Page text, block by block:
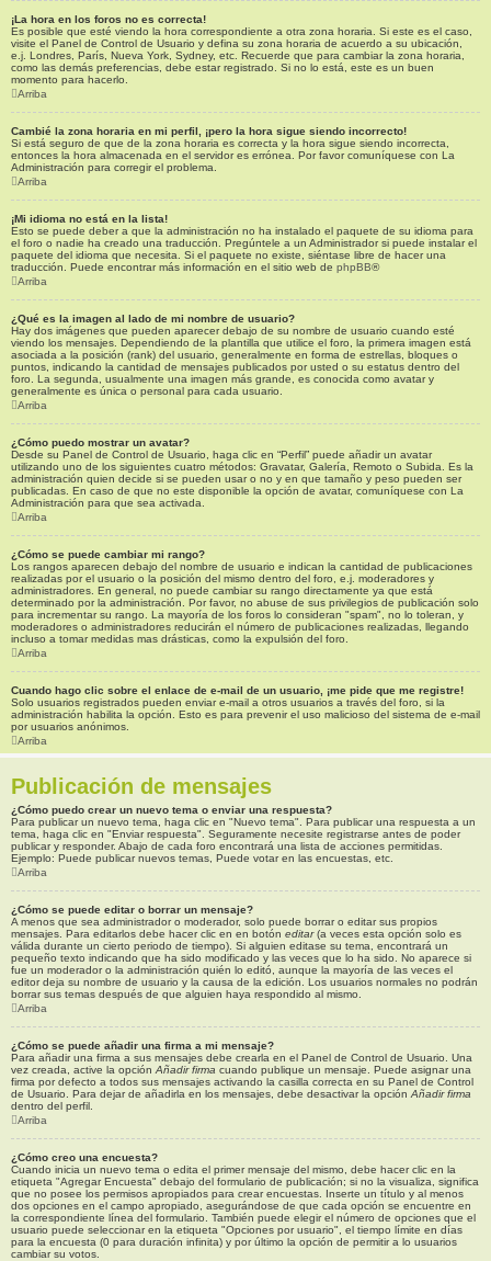
¡La hora en los foros no es correcta!
Es posible que esté viendo la hora correspondiente a otra zona horaria. Si este es el caso,
visite el Panel de Control de Usuario y defina su zona horaria de acuerdo a su ubicación,
e.j. Londres, París, Nueva York, Sydney, etc. Recuerde que para cambiar la zona horaria,
como las demás preferencias, debe estar registrado. Si no lo está, este es un buen
momento para hacerlo.
Arriba
Cambié la zona horaria en mi perfil, ¡pero la hora sigue siendo incorrecto!
Si está seguro de que de la zona horaria es correcta y la hora sigue siendo incorrecta,
entonces la hora almacenada en el servidor es errónea. Por favor comuníquese con La
Administración para corregir el problema.
Arriba
¡Mi idioma no está en la lista!
Esto se puede deber a que la administración no ha instalado el paquete de su idioma para
el foro o nadie ha creado una traducción. Pregúntele a un Administrador si puede instalar el
paquete del idioma que necesita. Si el paquete no existe, siéntase libre de hacer una
traducción. Puede encontrar más información en el sitio web de phpBB®
Arriba
¿Qué es la imagen al lado de mi nombre de usuario?
Hay dos imágenes que pueden aparecer debajo de su nombre de usuario cuando esté
viendo los mensajes. Dependiendo de la plantilla que utilice el foro, la primera imagen está
asociada a la posición (rank) del usuario, generalmente en forma de estrellas, bloques o
puntos, indicando la cantidad de mensajes publicados por usted o su estatus dentro del
foro. La segunda, usualmente una imagen más grande, es conocida como avatar y
generalmente es única o personal para cada usuario.
Arriba
¿Cómo puedo mostrar un avatar?
Desde su Panel de Control de Usuario, haga clic en “Perfil” puede añadir un avatar
utilizando uno de los siguientes cuatro métodos: Gravatar, Galería, Remoto o Subida. Es la
administración quien decide si se pueden usar o no y en que tamaño y peso pueden ser
publicadas. En caso de que no este disponible la opción de avatar, comuníquese con La
Administración para que sea activada.
Arriba
¿Cómo se puede cambiar mi rango?
Los rangos aparecen debajo del nombre de usuario e indican la cantidad de publicaciones
realizadas por el usuario o la posición del mismo dentro del foro, e.j. moderadores y
administradores. En general, no puede cambiar su rango directamente ya que está
determinado por la administración. Por favor, no abuse de sus privilegios de publicación solo
para incrementar su rango. La mayoría de los foros lo consideran "spam", no lo toleran, y
moderadores o administradores reducirán el número de publicaciones realizadas, llegando
incluso a tomar medidas mas drásticas, como la expulsión del foro.
Arriba
Cuando hago clic sobre el enlace de e-mail de un usuario, ¡me pide que me registre!
Solo usuarios registrados pueden enviar e-mail a otros usuarios a través del foro, si la
administración habilita la opción. Esto es para prevenir el uso malicioso del sistema de e-mail
por usuarios anónimos.
Arriba
Publicación de mensajes
¿Cómo puedo crear un nuevo tema o enviar una respuesta?
Para publicar un nuevo tema, haga clic en "Nuevo tema". Para publicar una respuesta a un
tema, haga clic en "Enviar respuesta". Seguramente necesite registrarse antes de poder
publicar y responder. Abajo de cada foro encontrará una lista de acciones permitidas.
Ejemplo: Puede publicar nuevos temas, Puede votar en las encuestas, etc.
Arriba
¿Cómo se puede editar o borrar un mensaje?
A menos que sea administrador o moderador, solo puede borrar o editar sus propios
mensajes. Para editarlos debe hacer clic en en botón editar(a veces esta opción solo es
válida durante un cierto periodo de tiempo). Si alguien editase su tema, encontrará un
pequeño texto indicando que ha sido modificado y las veces que lo ha sido. No aparece si
fue un moderador o la administración quién lo editó, aunque la mayoría de las veces el
editor deja su nombre de usuario y la causa de la edición. Los usuarios normales no podrán
borrar sus temas después de que alguien haya respondido al mismo.
Arriba
¿Cómo se puede añadir una firma a mi mensaje?
Para añadir una firma a sus mensajes debe crearla en el Panel de Control de Usuario. Una
vez creada, active la opción Añadir firma cuando publique un mensaje. Puede asignar una
firma por defecto a todos sus mensajes activando la casilla correcta en su Panel de Control
de Usuario. Para dejar de añadirla en los mensajes, debe desactivar la opción Añadir firma
dentro del perfil.
Arriba
¿Cómo creo una encuesta?
Cuando inicia un nuevo tema o edita el primer mensaje del mismo, debe hacer clic en la
etiqueta "Agregar Encuesta" debajo del formulario de publicación; si no la visualiza, significa
que no posee los permisos apropiados para crear encuestas. Inserte un título y al menos
dos opciones en el campo apropiado, asegurándose de que cada opción se encuentre en
la correspondiente línea del formulario. También puede elegir el número de opciones que el
usuario puede seleccionar en la etiqueta "Opciones por usuario", el tiempo límite en días
para la encuesta (0 para duración infinita) y por último la opción de permitir a lo usuarios
cambiar su votos.